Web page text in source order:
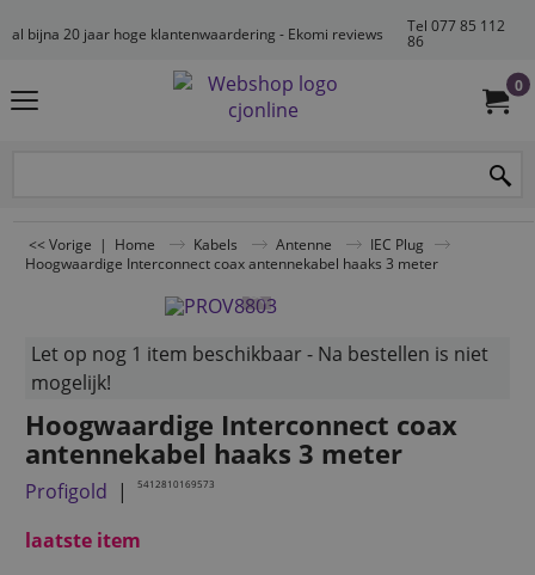
al bijna 20 jaar hoge klantenwaardering - Ekomi reviews
Tel 077 85 112
86
0
<< Vorige | Home Kabels Antenne
IEC Plug
Hoogwaardige Interconnect coax antennekabel haaks 3 meter
Let op nog 1 item beschikbaar - Na bestellen is niet
mogelijk!
Hoogwaardige Interconnect coax
antennekabel haaks 3 meter
Profigold 5412810169573
laatste item